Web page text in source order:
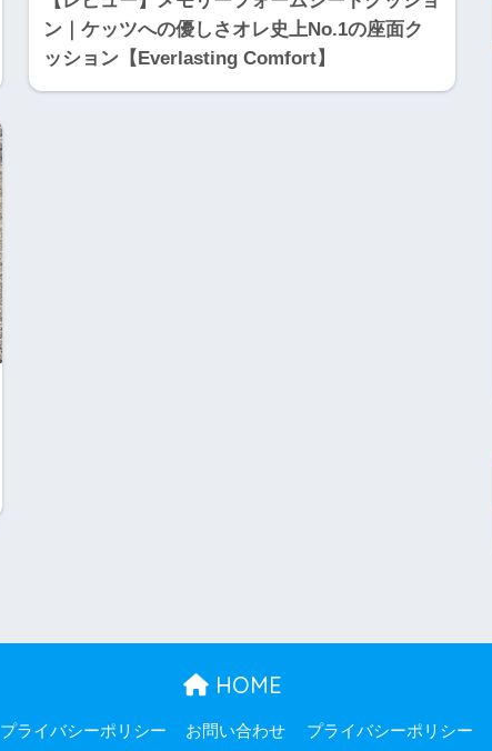
ン｜ケッツへの優しさオレ史上No.1の座面ク
ッション【Everlasting Comfort】
HOME
プライバシーポリシー お問い合わせ プライバシーポリシー